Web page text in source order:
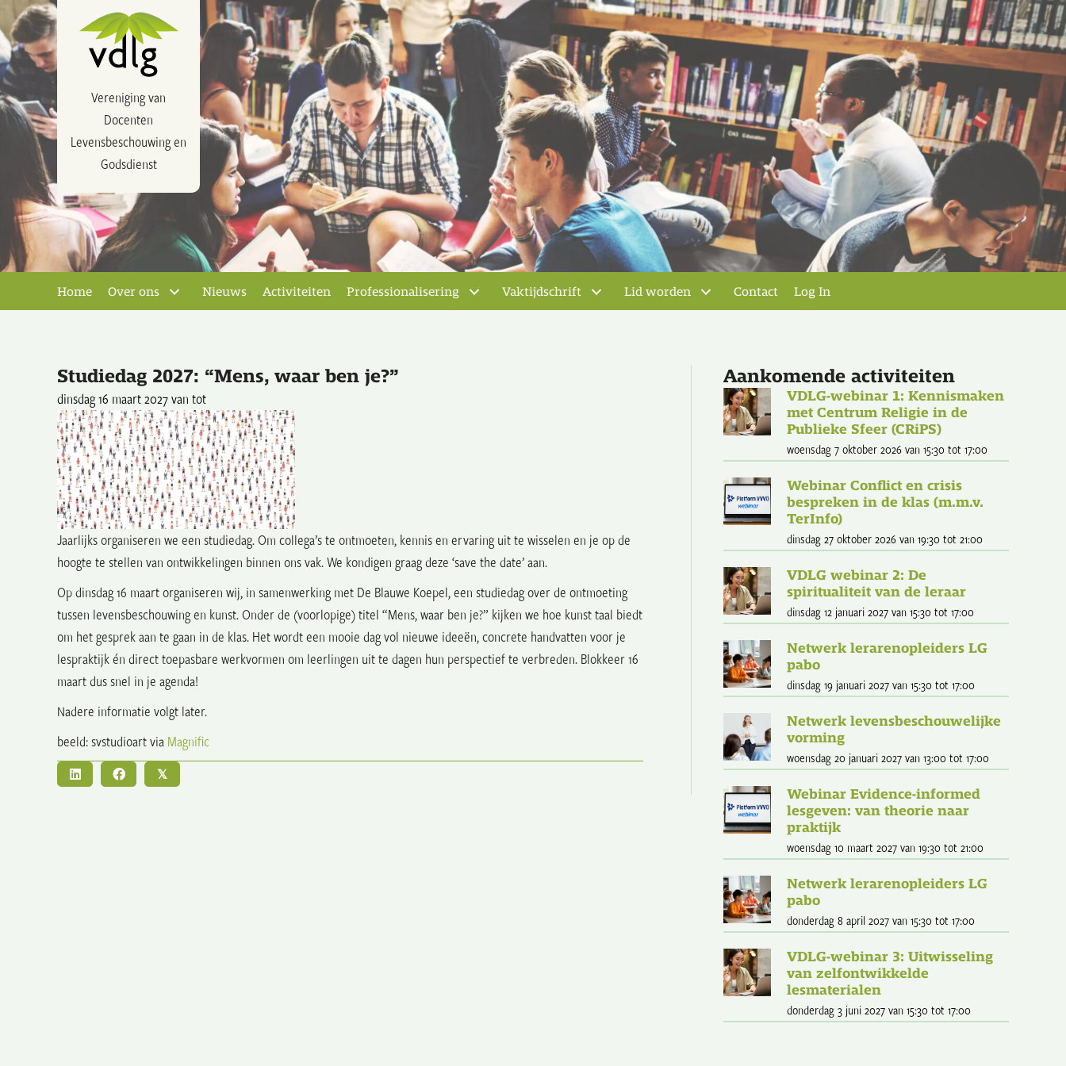
Vereniging van
Docenten
Levensbeschouwing en
Godsdienst
Home Over ons Nieuws Activiteiten Professionalisering Vaktijdschrift Lid worden Contact Log In
Studiedag 2027: “Mens, waar ben je?”
dinsdag 16 maart 2027 van tot
Jaarlijks organiseren we een studiedag. Om collega’s te ontmoeten, kennis en ervaring uit te wisselen en je op de
hoogte te stellen van ontwikkelingen binnen ons vak. We kondigen graag deze ‘save the date’ aan.
Op dinsdag 16 maart organiseren wij, in samenwerking met De Blauwe Koepel, een studiedag over de ontmoeting
tussen levensbeschouwing en kunst. Onder de (voorlopige) titel “Mens, waar ben je?” kijken we hoe kunst taal biedt
om het gesprek aan te gaan in de klas. Het wordt een mooie dag vol nieuwe ideeën, concrete handvatten voor je
lespraktijk én direct toepasbare werkvormen om leerlingen uit te dagen hun perspectief te verbreden. Blokkeer 16
maart dus snel in je agenda!
Nadere informatie volgt later.
beeld: svstudioart via Magnific
𝕏
Aankomende activiteiten
VDLG-webinar 1: Kennismaken
met Centrum Religie in de
Publieke Sfeer (CRiPS)
woensdag 7 oktober 2026 van 15:30 tot 17:00
Webinar Conflict en crisis
bespreken in de klas (m.m.v.
TerInfo)
dinsdag 27 oktober 2026 van 19:30 tot 21:00
VDLG webinar 2: De
spiritualiteit van de leraar
dinsdag 12 januari 2027 van 15:30 tot 17:00
Netwerk lerarenopleiders LG
pabo
dinsdag 19 januari 2027 van 15:30 tot 17:00
Netwerk levensbeschouwelijke
vorming
woensdag 20 januari 2027 van 13:00 tot 17:00
Webinar Evidence-informed
lesgeven: van theorie naar
praktijk
woensdag 10 maart 2027 van 19:30 tot 21:00
Netwerk lerarenopleiders LG
pabo
donderdag 8 april 2027 van 15:30 tot 17:00
VDLG-webinar 3: Uitwisseling
van zelfontwikkelde
lesmaterialen
donderdag 3 juni 2027 van 15:30 tot 17:00